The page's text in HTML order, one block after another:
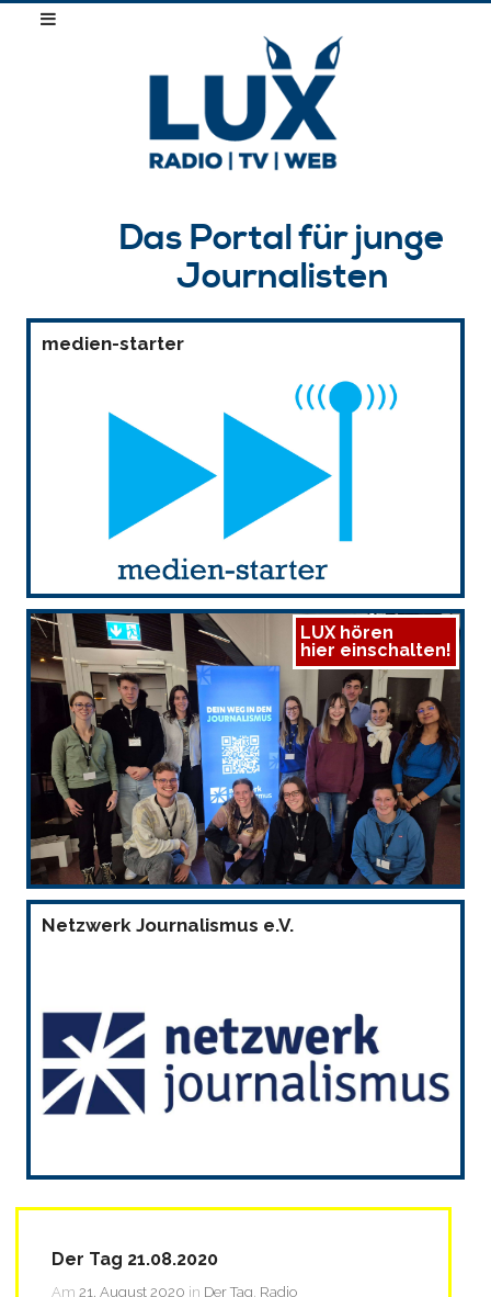
Das Portal für junge
Journalisten
medien-starter
LUX hören
hier einschalten!
Netzwerk Journalismus e.V.
Der Tag 21.08.2020
Am 21. August 2020 in Der Tag Radio